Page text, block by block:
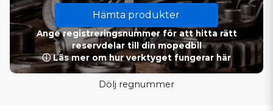
Hämta produkter
Ange registreringsnummer för att hitta rätt
reservdelar till din mopedbil
ⓘ Läs mer om hur verktyget fungerar här
Dölj regnummer